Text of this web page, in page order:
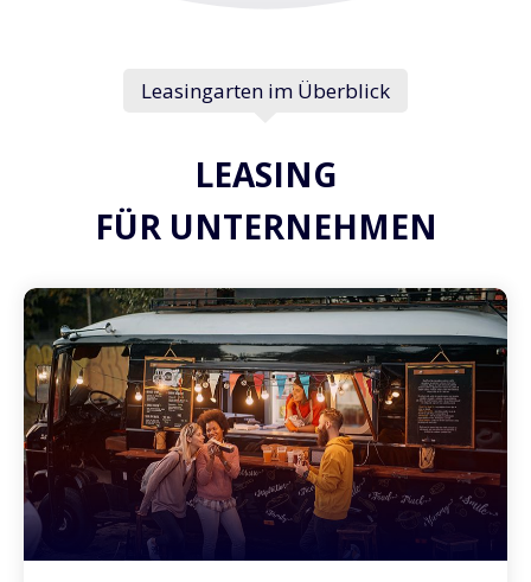
Leasingarten im Überblick
LEASING
FÜR UNTERNEHMEN